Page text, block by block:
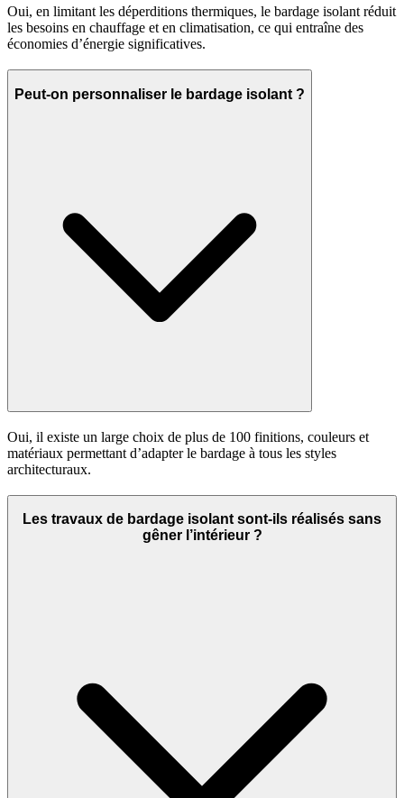
Oui, en limitant les déperditions thermiques, le bardage isolant réduit
les besoins en chauffage et en climatisation, ce qui entraîne des
économies d’énergie significatives.
Peut-on personnaliser le bardage isolant ?
Oui, il existe un large choix de plus de 100 finitions, couleurs et
matériaux permettant d’adapter le bardage à tous les styles
architecturaux.
Les travaux de bardage isolant sont-ils réalisés sans
gêner l’intérieur ?